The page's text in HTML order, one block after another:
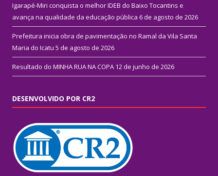
Igarapé-Miri conquista o melhor IDEB do Baixo Tocantins e
avança na qualidade da educação pública 6 de agosto de 2026
Prefeitura inicia obra de pavimentação no Ramal da Vila Santa
Maria do Icatu 5 de agosto de 2026
Resultado do MINHA RUA NA COPA 12 de junho de 2026
DESENVOLVIDO POR CR2